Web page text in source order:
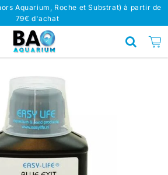
Aquarium, Roche et Substrat) à partir de
79€ d'achat